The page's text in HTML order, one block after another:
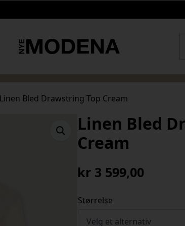
Linen Bled Drawstring Top Cream
Linen Bled
Cream
kr 3 599,00
Størrelse